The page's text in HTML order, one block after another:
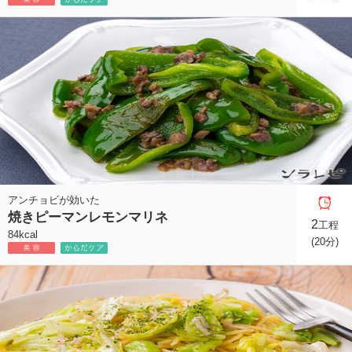
アンチョビが効いた
焼きピーマンレモンマリネ
84kcal
2工程
(20分)